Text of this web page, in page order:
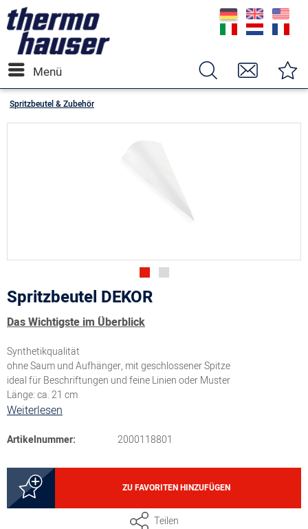
Menü
Spritzbeutel & Zubehör
Spritzbeutel DEKOR
Das Wichtigste im Überblick
Synthetikqualität
ohne Saum und Aufhänger, mit geschlossener Spitze
ideal für Beschriftungen und feine Linien oder Muster
Länge: ca. 21 cm
Weiterlesen
Artikelnummer: 2000118801
ZU FAVORITEN HINZUFÜGEN
Teilen